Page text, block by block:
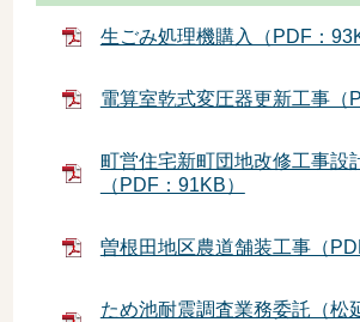
生ごみ処理機購入（PDF：
電算室乾式変圧器更新工事（
町営住宅新町団地改修工事設
（PDF：91KB）
曽根田地区農道舗装工事（
ため池耐震調査業務委託（松